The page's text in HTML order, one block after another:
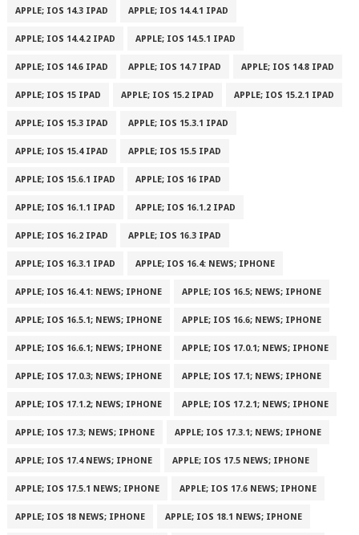
APPLE; IOS 14.3 IPAD APPLE; IOS 14.4.1 IPAD
APPLE; IOS 14.4.2 IPAD APPLE; IOS 14.5.1 IPAD
APPLE; IOS 14.6 IPAD APPLE; IOS 14.7 IPAD APPLE; IOS 14.8 IPAD
APPLE; IOS 15 IPAD APPLE; IOS 15.2 IPAD APPLE; IOS 15.2.1 IPAD
APPLE; IOS 15.3 IPAD APPLE; IOS 15.3.1 IPAD
APPLE; IOS 15.4 IPAD APPLE; IOS 15.5 IPAD
APPLE; IOS 15.6.1 IPAD APPLE; IOS 16 IPAD
APPLE; IOS 16.1.1 IPAD APPLE; IOS 16.1.2 IPAD
APPLE; IOS 16.2 IPAD APPLE; IOS 16.3 IPAD
APPLE; IOS 16.3.1 IPAD APPLE; IOS 16.4: NEWS; IPHONE
APPLE; IOS 16.4.1: NEWS; IPHONE APPLE; IOS 16.5; NEWS; IPHONE
APPLE; IOS 16.5.1; NEWS; IPHONE APPLE; IOS 16.6; NEWS; IPHONE
APPLE; IOS 16.6.1; NEWS; IPHONE APPLE; IOS 17.0.1; NEWS; IPHONE
APPLE; IOS 17.0.3; NEWS; IPHONE APPLE; IOS 17.1; NEWS; IPHONE
APPLE; IOS 17.1.2; NEWS; IPHONE APPLE; IOS 17.2.1; NEWS; IPHONE
APPLE; IOS 17.3; NEWS; IPHONE APPLE; IOS 17.3.1; NEWS; IPHONE
APPLE; IOS 17.4 NEWS; IPHONE APPLE; IOS 17.5 NEWS; IPHONE
APPLE; IOS 17.5.1 NEWS; IPHONE APPLE; IOS 17.6 NEWS; IPHONE
APPLE; IOS 18 NEWS; IPHONE APPLE; IOS 18.1 NEWS; IPHONE